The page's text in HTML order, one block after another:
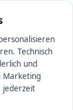
Technisch
und
Marketing
jederzeit